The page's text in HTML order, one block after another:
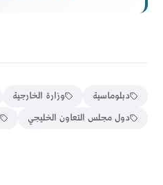
دبلوماسية وزارة الخارجية
دول مجلس التعاون الخليجي